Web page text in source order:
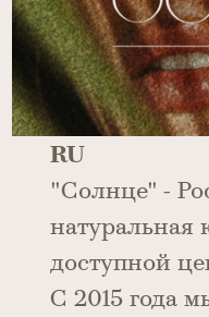
RU
"Солнце" -
натуральная
доступной
С 2015 года